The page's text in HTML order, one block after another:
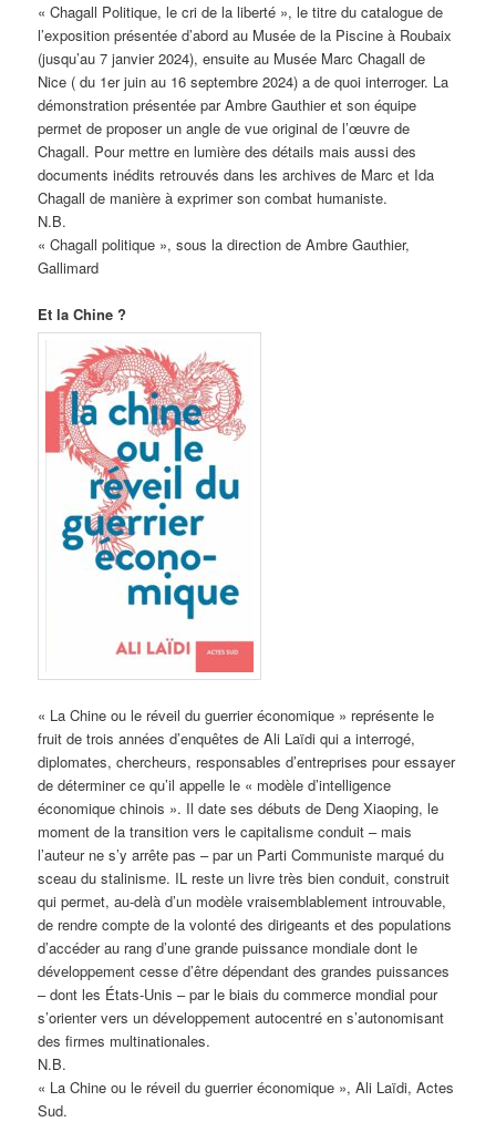
« Chagall Politique, le cri de la liberté », le titre du catalogue de
l’exposition présentée d’abord au Musée de la Piscine à Roubaix
(jusqu’au 7 janvier 2024), ensuite au Musée Marc Chagall de
Nice ( du 1er juin au 16 septembre 2024) a de quoi interroger. La
démonstration présentée par Ambre Gauthier et son équipe
permet de proposer un angle de vue original de l’œuvre de
Chagall. Pour mettre en lumière des détails mais aussi des
documents inédits retrouvés dans les archives de Marc et Ida
Chagall de manière à exprimer son combat humaniste.
N.B.
« Chagall politique », sous la direction de Ambre Gauthier,
Gallimard
Et la Chine ?
« La Chine ou le réveil du guerrier économique » représente le
fruit de trois années d’enquêtes de Ali Laïdi qui a interrogé,
diplomates, chercheurs, responsables d’entreprises pour essayer
de déterminer ce qu’il appelle le « modèle d’intelligence
économique chinois ». Il date ses débuts de Deng Xiaoping, le
moment de la transition vers le capitalisme conduit – mais
l’auteur ne s’y arrête pas – par un Parti Communiste marqué du
sceau du stalinisme. IL reste un livre très bien conduit, construit
qui permet, au-delà d’un modèle vraisemblablement introuvable,
de rendre compte de la volonté des dirigeants et des populations
d’accéder au rang d’une grande puissance mondiale dont le
développement cesse d’être dépendant des grandes puissances
– dont les États-Unis – par le biais du commerce mondial pour
s’orienter vers un développement autocentré en s’autonomisant
des firmes multinationales.
N.B.
« La Chine ou le réveil du guerrier économique », Ali Laïdi, Actes
Sud.